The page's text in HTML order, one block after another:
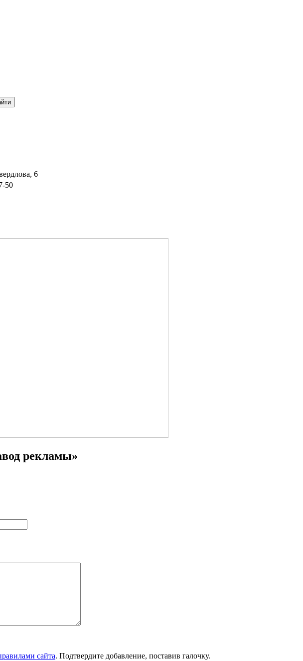
6
50
рекламы»
сайта. Подтвердите добавление, поставив галочку.